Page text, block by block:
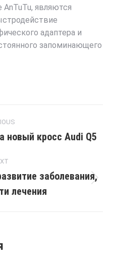
являются
адаптера и
запоминающего
Previous
новый кросс Audi Q5
post:
заболевания,
лечения